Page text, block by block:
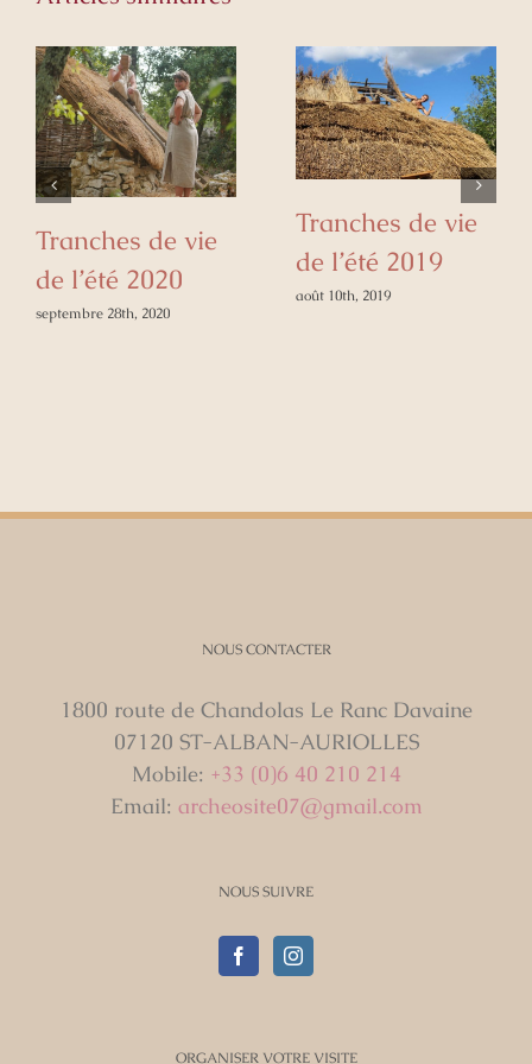
Tranches de vie
de l’été 2020
septembre 28th, 2020
Tranches de vie
de l’été 2019
août 10th, 2019
NOUS CONTACTER
1800 route de Chandolas Le Ranc Davaine
07120 ST-ALBAN-AURIOLLES
Mobile: +33 (0)6 40 210 214
Email: archeosite07@gmail.com
NOUS SUIVRE
ORGANISER VOTRE VISITE